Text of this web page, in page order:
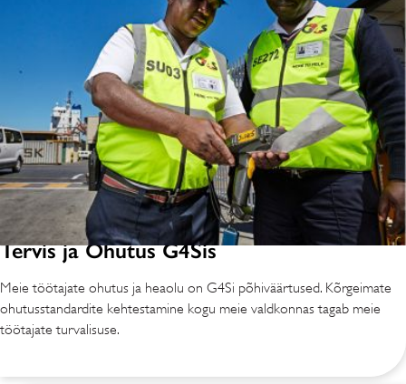
Tervis ja Ohutus G4Sis
Meie töötajate ohutus ja heaolu on G4Si põhiväärtused. Kõrgeimate
ohutusstandardite kehtestamine kogu meie valdkonnas tagab meie
töötajate turvalisuse.